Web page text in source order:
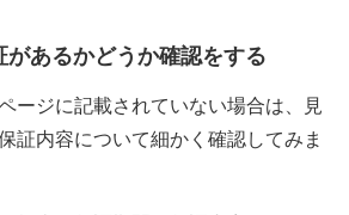
があるかどうか確認をする
ージに記載されていない場合は、見
証内容について細かく確認してみま